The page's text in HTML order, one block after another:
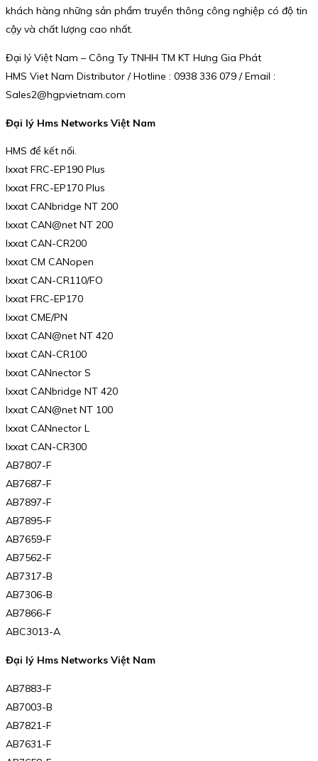
khách hàng những sản phẩm truyền thông công nghiệp có độ tin
cậy và chất lượng cao nhất.
Đại lý Việt Nam – Công Ty TNHH TM KT Hưng Gia Phát
HMS Viet Nam Distributor / Hotline : 0938 336 079 / Email :
Sales2@hgpvietnam.com
Đại lý Hms Networks Việt Nam
HMS để kết nối.
Ixxat FRC-EP190 Plus
Ixxat FRC-EP170 Plus
Ixxat CANbridge NT 200
Ixxat CAN@net NT 200
Ixxat CAN-CR200
Ixxat CM CANopen
Ixxat CAN-CR110/FO
Ixxat FRC-EP170
Ixxat CME/PN
Ixxat CAN@net NT 420
Ixxat CAN-CR100
Ixxat CANnector S
Ixxat CANbridge NT 420
Ixxat CAN@net NT 100
Ixxat CANnector L
Ixxat CAN-CR300
AB7807-F
AB7687-F
AB7897-F
AB7895-F
AB7659-F
AB7562-F
AB7317-B
AB7306-B
AB7866-F
ABC3013-A
Đại lý Hms Networks Việt Nam
AB7883-F
AB7003-B
AB7821-F
AB7631-F